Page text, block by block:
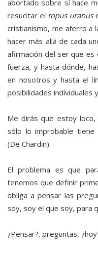
abortado sobre sí hace
resucitar el topus uranus
cristianismo, me aferro a
hacer más allá de cada
afirmación del ser que es
fuerza, y hasta dónde,
en nosotros y hasta el
posibilidades individuales
Me dirás que estoy
sólo lo improbable
(De Chardin).
El problema es que
tenemos que definir
obliga a pensar las
soy, soy el que soy, para
¿Pensar?, preguntas,